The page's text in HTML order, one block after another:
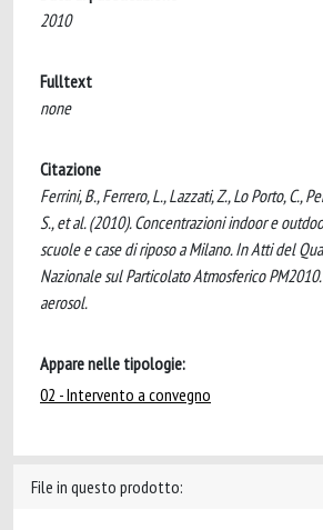
2010
Fulltext
none
Citazione
Ferrini, B., Ferrero, L., Lazzati, Z., Lo Porto, C.,
S., et al. (2010). Concentrazioni indoor e
scuole e case di riposo a Milano. In Atti del
Nazionale sul Particolato Atmosferico
aerosol.
Appare nelle tipologie:
02 - Intervento a convegno
File in questo prodotto: